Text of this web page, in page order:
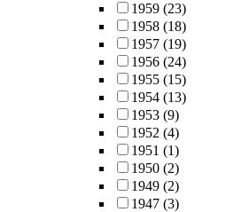
1959 (23)
1958 (18)
1957 (19)
1956 (24)
1955 (15)
1954 (13)
1953 (9)
1952 (4)
1951 (1)
1950 (2)
1949 (2)
1947 (3)